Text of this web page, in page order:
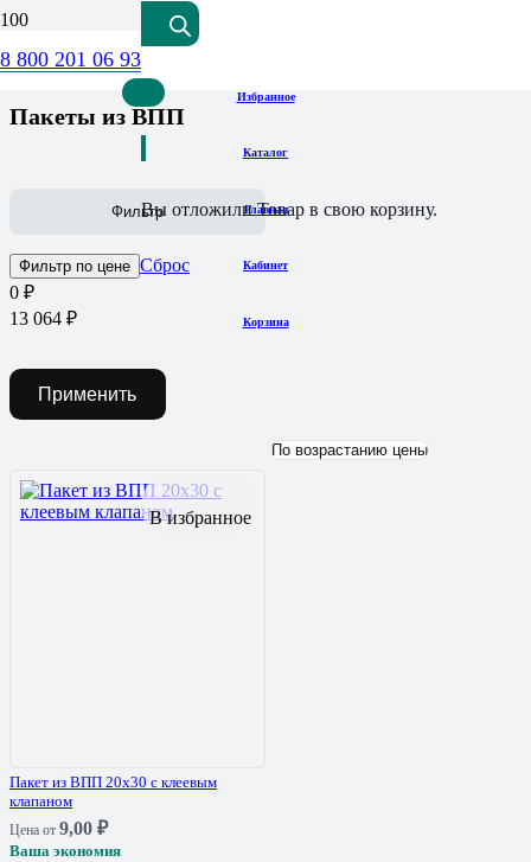
8 800 201 06 93
Вы отложилиТовар в свою корзину.
Избранное
Каталог
Главная
Кабинет
Корзина
Пакеты из ВПП
Фильтр
Фильтр по цене Сброс
0 ₽
13 064 ₽
Применить
В избранное
Пакет из ВПП 20х30 с клеевым
клапаном
Цена от 9,00 ₽
Ваша экономия